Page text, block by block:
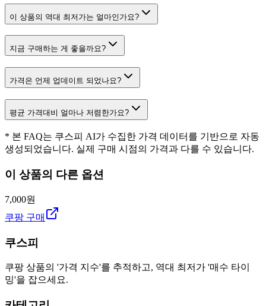
이 상품의 역대 최저가는 얼마인가요?
지금 구매하는 게 좋을까요?
가격은 언제 업데이트 되었나요?
평균 가격대비 얼마나 저렴한가요?
* 본 FAQ는 쿠스피 AI가 수집한 가격 데이터를 기반으로 자동
생성되었습니다. 실제 구매 시점의 가격과 다를 수 있습니다.
이 상품의 다른 옵션
7,000원
쿠팡 구매
쿠스피
쿠팡 상품의 '가격 지수'를 추적하고, 역대 최저가 '매수 타이
밍'을 잡으세요.